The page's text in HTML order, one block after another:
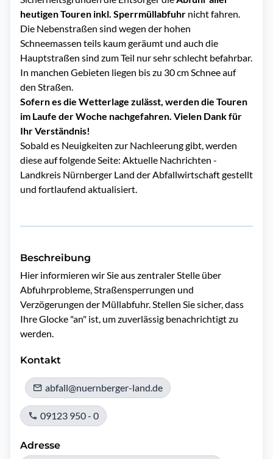
heutigen Touren inkl. Sperrmüllabfuhr nicht fahren.
Die Nebenstraßen sind wegen der hohen
Schneemassen teils kaum geräumt und auch die
Hauptstraßen sind zum Teil nur sehr schlecht befahrbar.
In manchen Gebieten liegen bis zu 30 cm Schnee auf
den Straßen.
Sofern es die Wetterlage zulässt, werden die Touren
im Laufe der Woche nachgefahren. Vielen Dank für
Ihr Verständnis!
Sobald es Neuigkeiten zur Nachleerung gibt, werden
diese auf folgende Seite: Aktuelle Nachrichten -
Landkreis Nürnberger Land der Abfallwirtschaft gestellt
und fortlaufend aktualisiert.
Beschreibung
Hier informieren wir Sie aus zentraler Stelle über
Abfuhrprobleme, Straßensperrungen und
Verzögerungen der Müllabfuhr. Stellen Sie sicher, dass
Ihre Glocke "an" ist, um zuverlässig benachrichtigt zu
werden.
Kontakt
abfall@nuernberger-land.de
09123 950 - 0
Adresse